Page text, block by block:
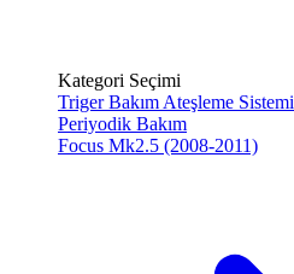
Kategori Seçimi
Triger Bakım Ateşleme Sistemi
Periyodik Bakım
Focus Mk2.5 (2008-2011)